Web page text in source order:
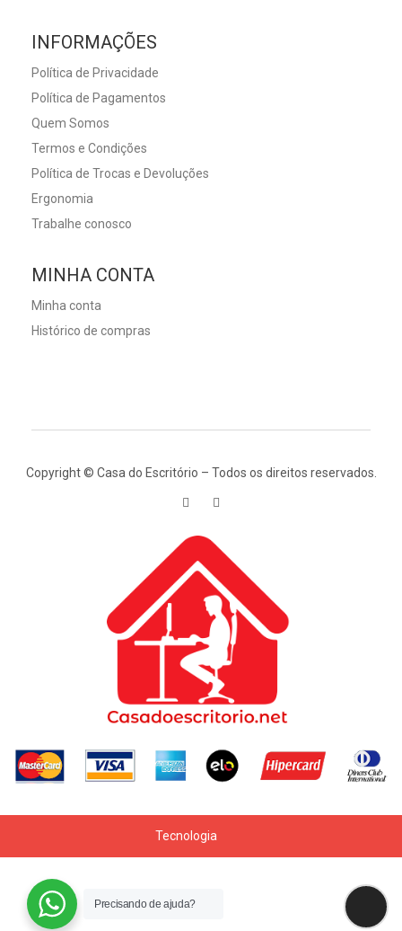
INFORMAÇÕES
Política de Privacidade
Política de Pagamentos
Quem Somos
Termos e Condições
Política de Trocas e Devoluções
Ergonomia
Trabalhe conosco
MINHA CONTA
Minha conta
Histórico de compras
Copyright © Casa do Escritório – Todos os direitos reservados.
Tecnologia
Precisando de ajuda?